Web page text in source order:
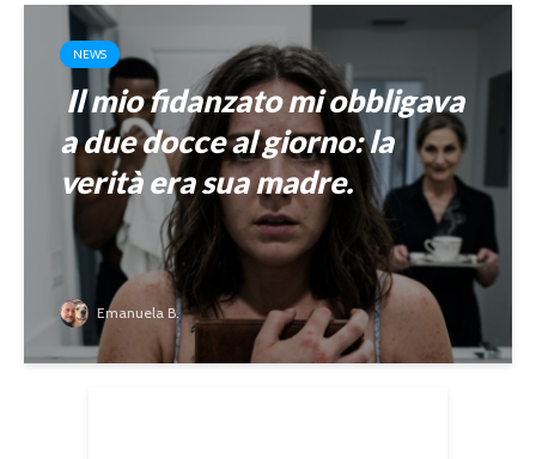
NEWS
Il mio fidanzato mi obbligava
a due docce al giorno: la
verità era sua madre.
Emanuela B.